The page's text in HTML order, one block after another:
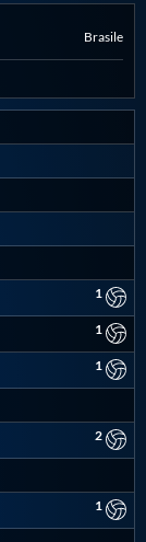
Brasile
1
1
1
2
1